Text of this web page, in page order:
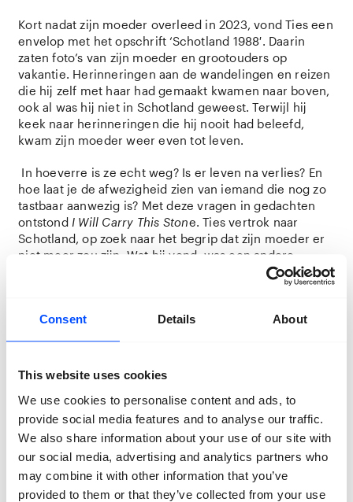
Consent Details About
This website uses cookies
We use cookies to personalise content and ads, to
provide social media features and to analyse our traffic.
We also share information about your use of our site with
our social media, advertising and analytics partners who
may combine it with other information that you’ve
provided to them or that they’ve collected from your use
Kort nadat zijn moeder overleed in 2023, vond Ties een
envelop met het opschrift ‘Schotland 1988′. Daarin
zaten foto’s van zijn moeder en grootouders op
vakantie. Herinneringen aan de wandelingen en reizen
die hij zelf met haar had gemaakt kwamen naar boven,
ook al was hij niet in Schotland geweest. Terwijl hij
keek naar herinneringen die hij nooit had beleefd,
kwam zijn moeder weer even tot leven.
In hoeverre is ze echt weg? Is er leven na verlies? En
hoe laat je de afwezigheid zien van iemand die nog zo
tastbaar aanwezig is? Met deze vragen in gedachten
ontstond I Will Carry This Stone. Ties vertrok naar
Schotland, op zoek naar het begrip dat zijn moeder er
niet meer zou zijn. Wat hij vond, was een andere
manier van omgaan met verlies dan de manier die ons
Met behulp van zijn familiearchief en elementen uit
sporen van aanwezigheid achter, waardoor het
en dragen. Rouw is geen last om opzij te zetten, maar
een steen die met trots gedragen mag worden.